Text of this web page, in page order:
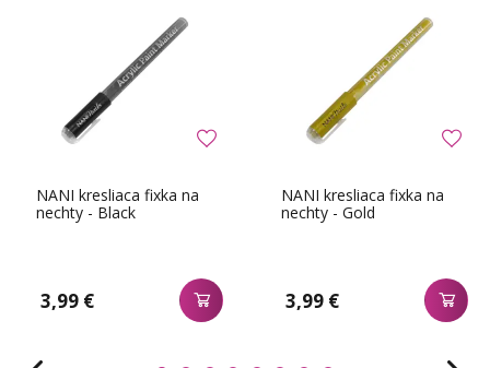
NANI kresliaca fixka na
nechty - Black
3,99 €
NANI kresliaca fixka na
nechty - Gold
3,99 €